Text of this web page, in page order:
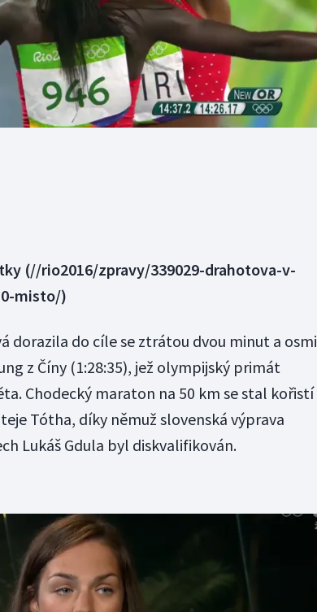
(//rio2016/zpravy/339029-drahotova-v-
misto/)
dorazila do cíle se ztrátou dvou minut a osmi
z Číny (1:28:35), jež olympijský primát
Chodecký maraton na 50 km se stal kořistí
Tótha, díky němuž slovenská výprava
Lukáš Gdula byl diskvalifikován.